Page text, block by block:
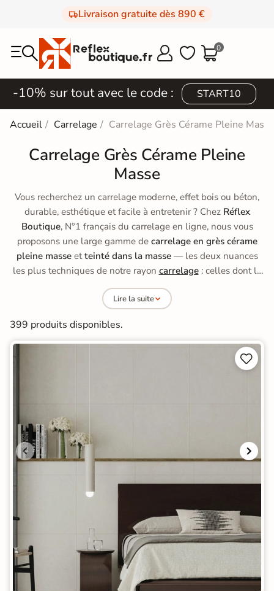
Livraison gratuite dès 890 €
  0
-10% sur tout avec le code : START10
Accueil Carrelage Carrelage Grès Cérame Pleine Masse
Carrelage Grès Cérame Pleine
Masse
Vous recherchez un carrelage moderne, effet bois ou béton,
durable, esthétique et facile à entretenir ? Chez Réflex
Boutique, N°1 français du carrelage en ligne, nous vous
proposons une large gamme de carrelage en grès cérame
pleine masseetteinté dans la masse— les deux nuances
les plus techniques de notre rayon carrelage: celles dont la
couleur traverse le carreau, pour des sols qui ne montrent
jamais leurs éclats.
Lire la suite
399 produits disponibles.

